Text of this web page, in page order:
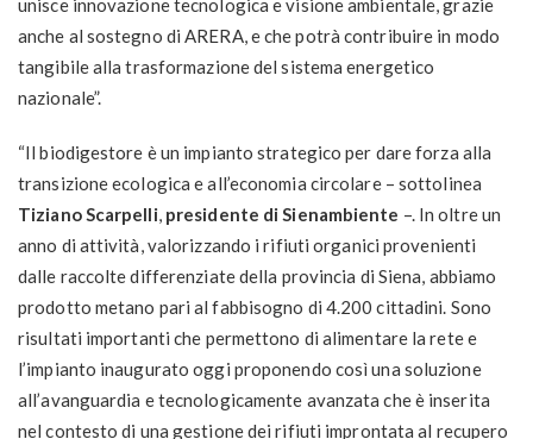
unisce innovazione tecnologica e visione ambientale, grazie
anche al sostegno di ARERA, e che potrà contribuire in modo
tangibile alla trasformazione del sistema energetico
nazionale”.
“Il biodigestore è un impianto strategico per dare forza alla
transizione ecologica e all’economia circolare – sottolinea
Tiziano Scarpelli, presidente di Sienambiente –. In oltre un
anno di attività, valorizzando i rifiuti organici provenienti
dalle raccolte differenziate della provincia di Siena, abbiamo
prodotto metano pari al fabbisogno di 4.200 cittadini. Sono
risultati importanti che permettono di alimentare la rete e
l’impianto inaugurato oggi proponendo così una soluzione
all’avanguardia e tecnologicamente avanzata che è inserita
nel contesto di una gestione dei rifiuti improntata al recupero